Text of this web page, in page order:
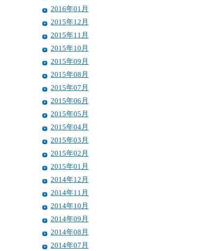
2016年01月
2015年12月
2015年11月
2015年10月
2015年09月
2015年08月
2015年07月
2015年06月
2015年05月
2015年04月
2015年03月
2015年02月
2015年01月
2014年12月
2014年11月
2014年10月
2014年09月
2014年08月
2014年07月